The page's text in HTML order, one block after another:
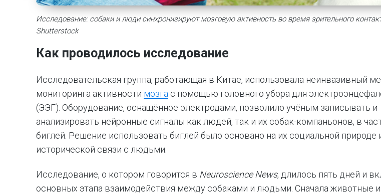
Исследование: собаки и люди синхронизируют мозговую активность во время зрительного
Shutterstock
Как проводилось исследование
Исследовательская группа, работающая в Китае, использовала неинвазивный
мониторинга активности мозга с помощью головного убора для
(ЭЭГ). Оборудование, оснащённое электродами, позволило учёным записывать и
анализировать нейронные сигналы как людей, так и их собак-компаньонов, в
биглей. Решение использовать биглей было основано на их социальной природе
исторической связи с людьми.
Исследование, о котором говорится в Neuroscience News, длилось пять дней и
основных этапа взаимодействия между собаками и людьми. Сначала животные